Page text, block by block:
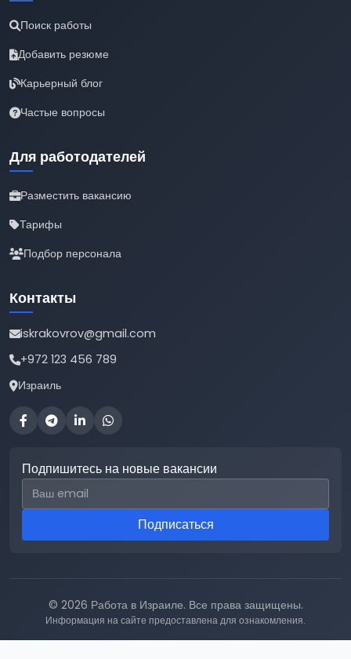
Поиск работы
Добавить резюме
Карьерный блог
Частые вопросы
Для работодателей
Разместить вакансию
Тарифы
Подбор персонала
Контакты
iskrakovrov@gmail.com
+972 123 456 789
Израиль
Подпишитесь на новые вакансии
Email для подписки
Подписаться
© 2026 Работа в Израиле. Все права защищены.
Информация на сайте предоставлена для ознакомления.